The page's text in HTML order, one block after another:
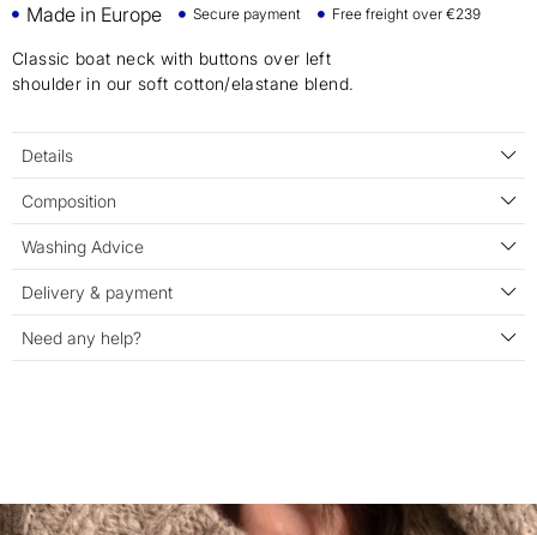
Made in Europe Secure payment Free freight over €239
Classic boat neck with buttons over left
shoulder in our soft cotton/elastane blend.
Details
Composition
Washing Advice
Delivery & payment
Need any help?